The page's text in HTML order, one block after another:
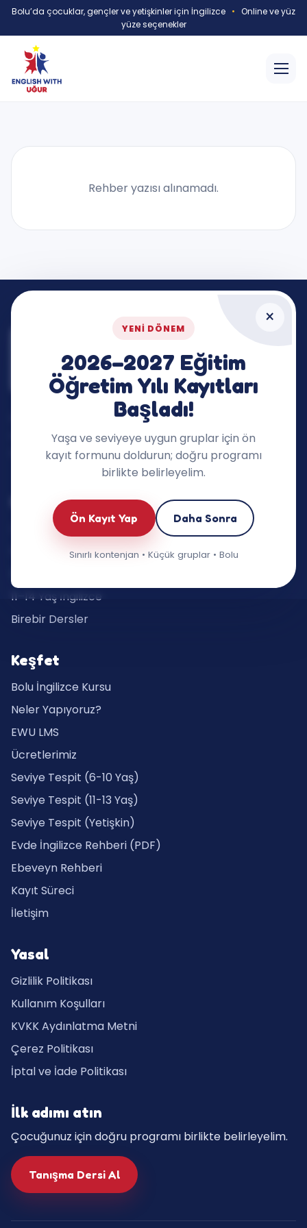
Bolu’da çocuklar, gençler ve yetişkinler için İngilizce • Online ve yüz
yüze seçenekler
Rehber yazısı alınamadı.
×
YENI DÖNEM
2026–2027 Eğitim
Öğretim Yılı Kayıtları
Başladı!
Yaşa ve seviyeye uygun gruplar için ön
kayıt formunu doldurun; doğru programı
birlikte belirleyelim.
Ön Kayıt Yap Daha Sonra
Sınırlı kontenjan • Küçük gruplar • Bolu
İngilizceyi dersin dışına taşıyan, çocukların
merakını ve konuşma cesaretini destekleyen
öğrenme ekosistemi.
Eğitimlerimiz
Oyun Grupları (3–5 yaş)
6–7 Yaş İngilizce
11–14 Yaş İngilizce
Birebir Dersler
Keşfet
Bolu İngilizce Kursu
Neler Yapıyoruz?
EWU LMS
Ücretlerimiz
Seviye Tespit (6-10 Yaş)
Seviye Tespit (11-13 Yaş)
Seviye Tespit (Yetişkin)
Evde İngilizce Rehberi (PDF)
Ebeveyn Rehberi
Kayıt Süreci
İletişim
Yasal
Gizlilik Politikası
Kullanım Koşulları
KVKK Aydınlatma Metni
Çerez Politikası
İptal ve İade Politikası
İlk adımı atın
Çocuğunuz için doğru programı birlikte belirleyelim.
Tanışma Dersi Al